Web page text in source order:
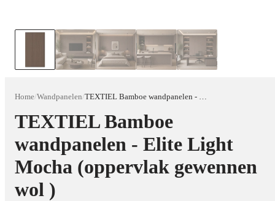
Home/Wandpanelen/ TEXTIEL Bamboe wandpanelen - Elite Light Mocha (oppervlak gewennen wol )
TEXTIEL Bamboe
wandpanelen - Elite Light
Mocha (oppervlak gewennen
wol )